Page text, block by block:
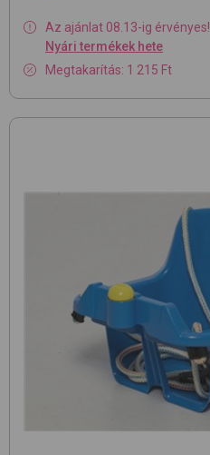
Az ajánlat 08.13-ig érvényes!
Nyári termékek hete
Megtakarítás: 1 215 Ft